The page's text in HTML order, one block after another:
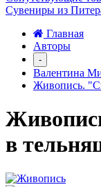
Сувениры из
Главная
Авторы
-
Валентина
Живопись.
в